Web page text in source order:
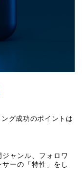
グ成功のポイントは
ャンル、フォロワ
ーの「特性」をし